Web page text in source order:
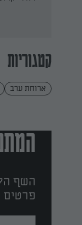
קטגוריות
ארוחת ערב
השף
פרטים